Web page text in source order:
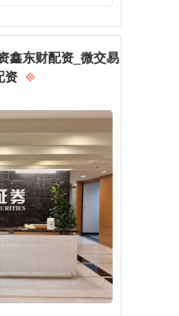
鑫东财配资_微交易
资